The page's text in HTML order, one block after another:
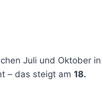
Juli und Oktober in
– das steigt am 18.